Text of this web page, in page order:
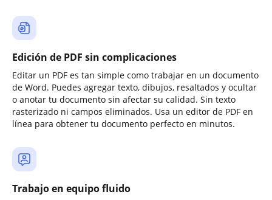
Edición de PDF sin complicaciones
Editar un PDF es tan simple como trabajar en un documento
de Word. Puedes agregar texto, dibujos, resaltados y ocultar
o anotar tu documento sin afectar su calidad. Sin texto
rasterizado ni campos eliminados. Usa un editor de PDF en
línea para obtener tu documento perfecto en minutos.
Trabajo en equipo fluido